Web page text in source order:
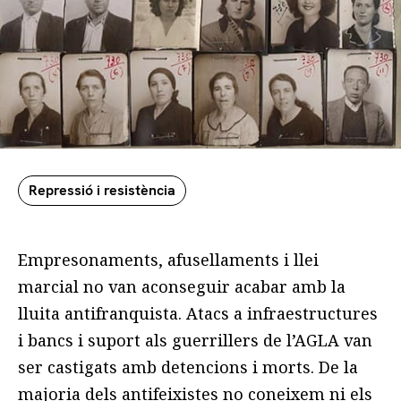
Repressió i resistència
Empresonaments, afusellaments i llei
marcial no van aconseguir acabar amb la
lluita antifranquista. Atacs a infraestructures
i bancs i suport als guerrillers de l’AGLA van
ser castigats amb detencions i morts. De la
majoria dels antifeixistes no coneixem ni els